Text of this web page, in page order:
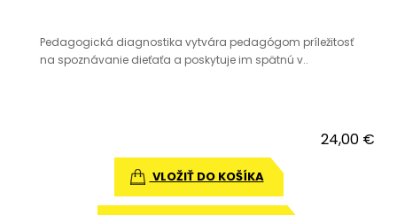
Pedagogická diagnostika vytvára pedagógom príležitosť
na spoznávanie dieťaťa a poskytuje im spätnú v..
24,00 €
VLOŽIŤ DO KOŠÍKA